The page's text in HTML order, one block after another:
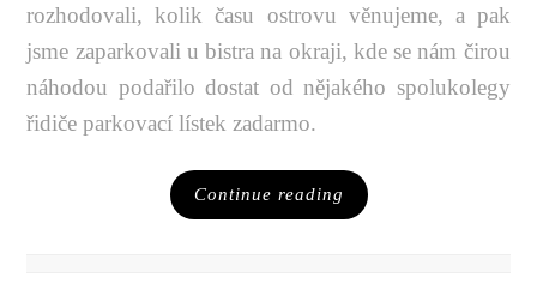
rozhodovali, kolik času ostrovu věnujeme, a pak
jsme zaparkovali u bistra na okraji, kde se nám čirou
náhodou podařilo dostat od nějakého spolukolegy
řidiče parkovací lístek zadarmo.
Continue reading